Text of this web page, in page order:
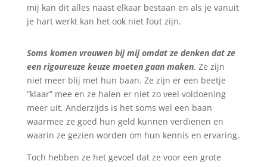
mij kan dit alles naast elkaar bestaan en als je vanuit
je hart werkt kan het ook niet fout zijn.
Soms komen vrouwen bij mij omdat ze denken dat ze
een rigoureuze keuze moeten gaan maken. Ze zijn
niet meer blij met hun baan. Ze zijn er een beetje
“klaar” mee en ze halen er niet zo veel voldoening
meer uit. Anderzijds is het soms wel een baan
waarmee ze goed hun geld kunnen verdienen en
waarin ze gezien worden om hun kennis en ervaring.
Toch hebben ze het gevoel dat ze voor een grote